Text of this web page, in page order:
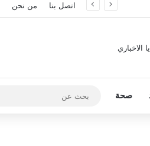
اتصل بنا من نحن
صحة